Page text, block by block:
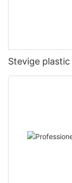
Stevige